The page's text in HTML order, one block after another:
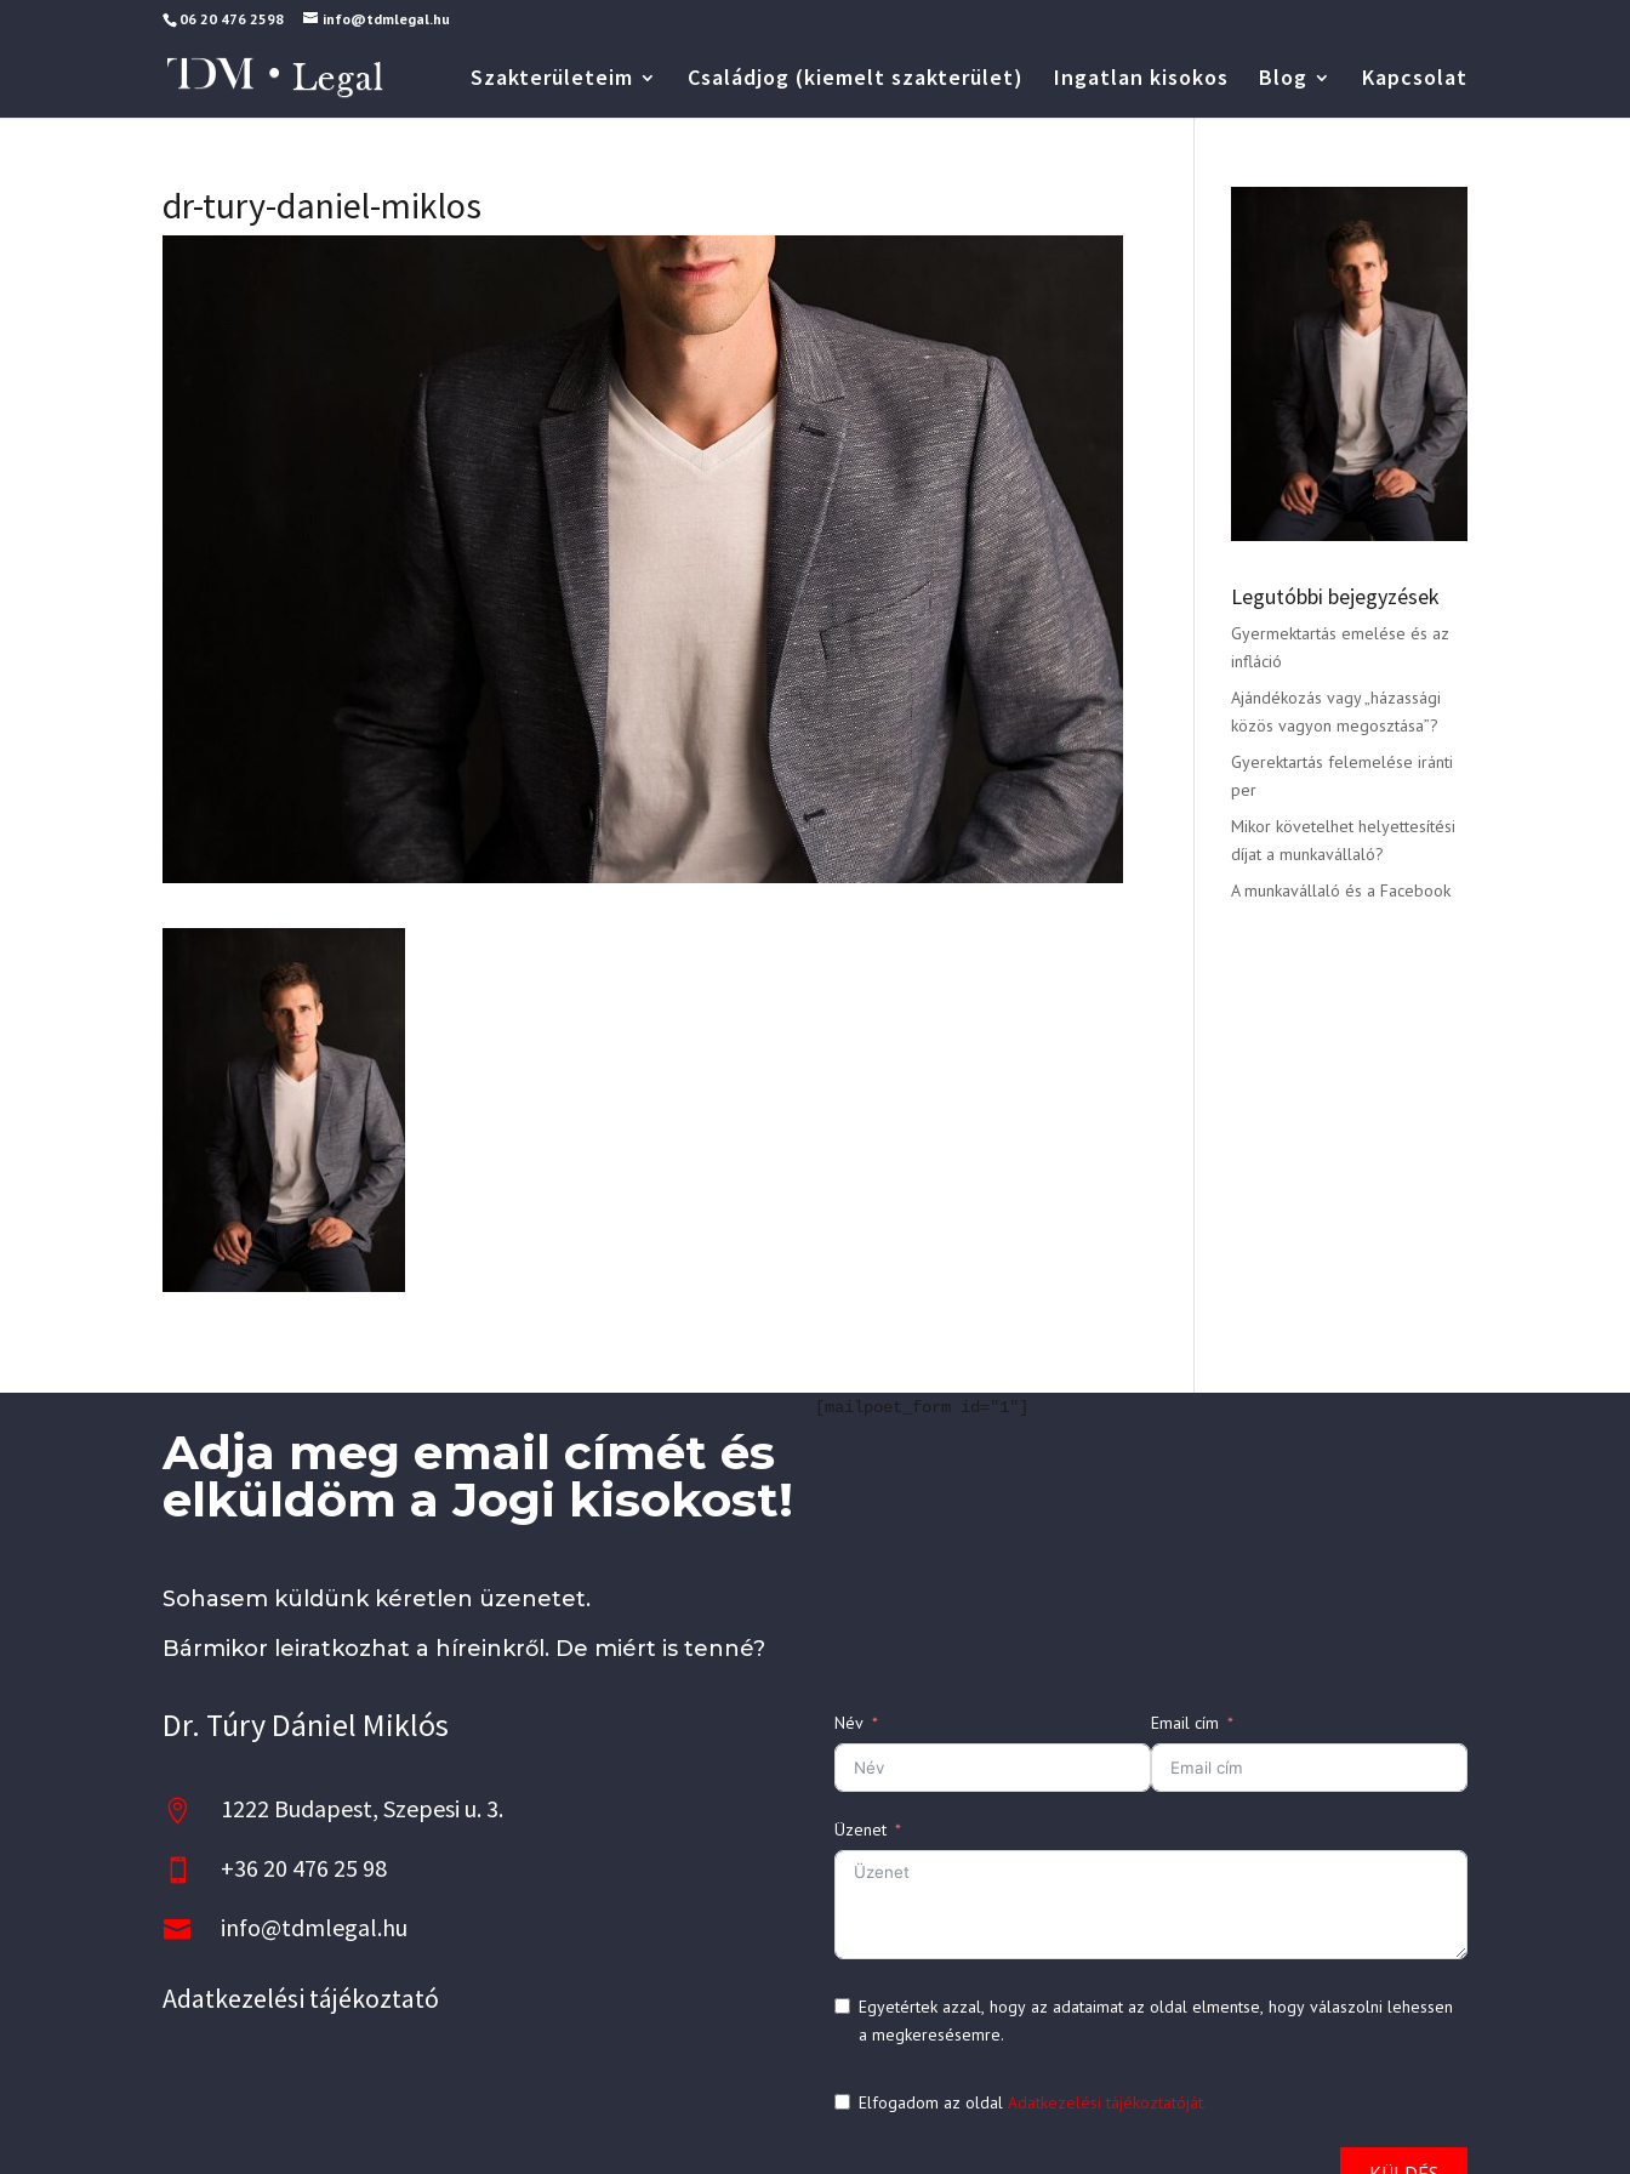
06 20 476 2598 info@tdmlegal.hu
Szakterületeim Családjog (kiemelt szakterület) Ingatlan kisokos Blog Kapcsolat
dr-tury-daniel-miklos
Legutóbbi bejegyzések
Gyermektartás emelése és az
infláció
Ajándékozás vagy „házassági
közös vagyon megosztása”?
Gyerektartás felemelése iránti
per
Mikor követelhet helyettesítési
díjat a munkavállaló?
A munkavállaló és a Facebook
Adja meg email címét és
elküldöm a Jogi kisokost!
Sohasem küldünk kéretlen üzenetet.
Bármikor leiratkozhat a híreinkről. De miért is tenné?
[mailpoet_form id="1"]
Dr. Túry Dániel Miklós
 1222 Budapest, Szepesi u. 3.
 +36 20 476 25 98
 info@tdmlegal.hu
Adatkezelési tájékoztató
Név Email cím
Üzenet
Egyetértek azzal, hogy az adataimat az oldal elmentse, hogy válaszolni lehessen
a megkeresésemre.
Elfogadom az oldalAdatkezelési tájékoztatóját.